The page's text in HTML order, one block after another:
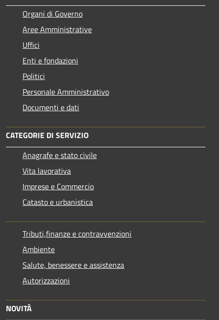
Organi di Governo
Aree Amministrative
Uffici
Enti e fondazioni
Politici
Personale Amministrativo
Documenti e dati
CATEGORIE DI SERVIZIO
Anagrafe e stato civile
Vita lavorativa
Imprese e Commercio
Catasto e urbanistica
Tributi,finanze e contravvenzioni
Ambiente
Salute, benessere e assistenza
Autorizzazioni
NOVITÀ